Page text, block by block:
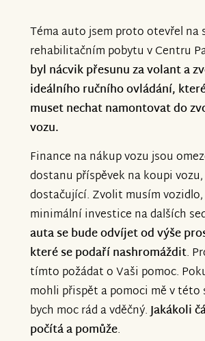
Téma auto jsem proto otevřel na
rehabilitačním pobytu v Centru
byl nácvik přesunu za volant a
ideálního ručního ovládání,
muset nechat namontovat do
vozu.
Finance na nákup vozu jsou
dostanu příspěvek na koupi
dostačující. Zvolit musím vozidlo,
minimální investice na dalších
auta se bude odvíjet od výše
které se podaří nashromáždit.
tímto požádat o Vaši pomoc.
mohli přispět a pomoci mě v této
bych moc rád a vděčný.Jakákoli
počítá a pomůže.